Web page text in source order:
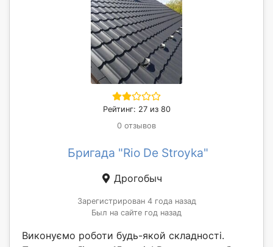
Рейтинг: 27 из 80
0 отзывов
Бригада "Rio De Stroyka"
Дрогобыч
Зарегистрирован 4 года назад
Был на сайте год назад
Виконуємо роботи будь-якой складності.